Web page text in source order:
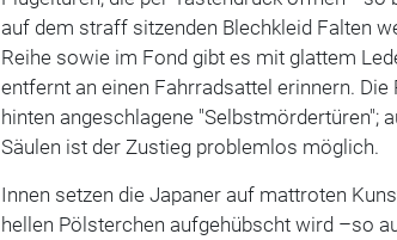
auf dem straff sitzenden Blechkleid Falten
Reihe sowie im Fond gibt es mit glattem
entfernt an einen Fahrradsattel erinnern.
hinten angeschlagene "Selbstmördertüren";
Säulen ist der Zustieg problemlos möglich.
Innen setzen die Japaner auf mattroten
hellen Pölsterchen aufgehübscht wird –so